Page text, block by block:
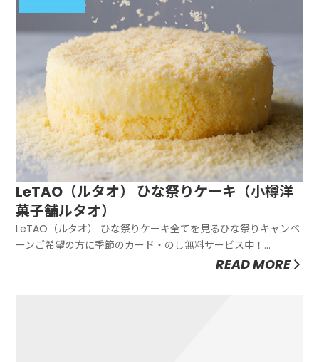
LeTAO（ルタオ） ひな祭りケーキ（小樽洋
菓子舗ルタオ）
LeTAO（ルタオ） ひな祭りケーキ全てを見るひな祭りキャンペ
ーンご希望の方に季節のカード・のし無料サービス中！
LeTAO（ルタオ） ひな祭りケーキ全てを見るREAD MORE